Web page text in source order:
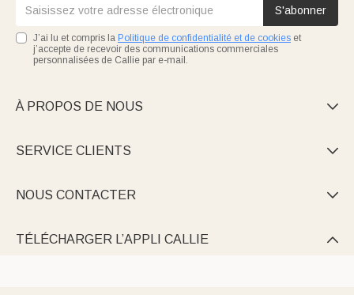
S'abonner
J’ai lu et compris la Politique de confidentialité et de cookies et
j’accepte de recevoir des communications commerciales
personnalisées de Callie par e-mail.
À PROPOS DE NOUS 
SERVICE CLIENTS 
NOUS CONTACTER 
TÉLÉCHARGER L’APPLI CALLIE 